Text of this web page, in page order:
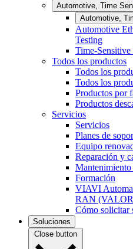
Automotive, Time
Automotive,
Automotive
Testing
Time-
Todos los productos
Todos los
Todos los
Productos por
Productos
Servicios
Servicios
Planes de
Equipo
Reparación y
Mantenimiento
Formación
VIAVI
RAN
Cómo solicitar
Soluciones
Close button